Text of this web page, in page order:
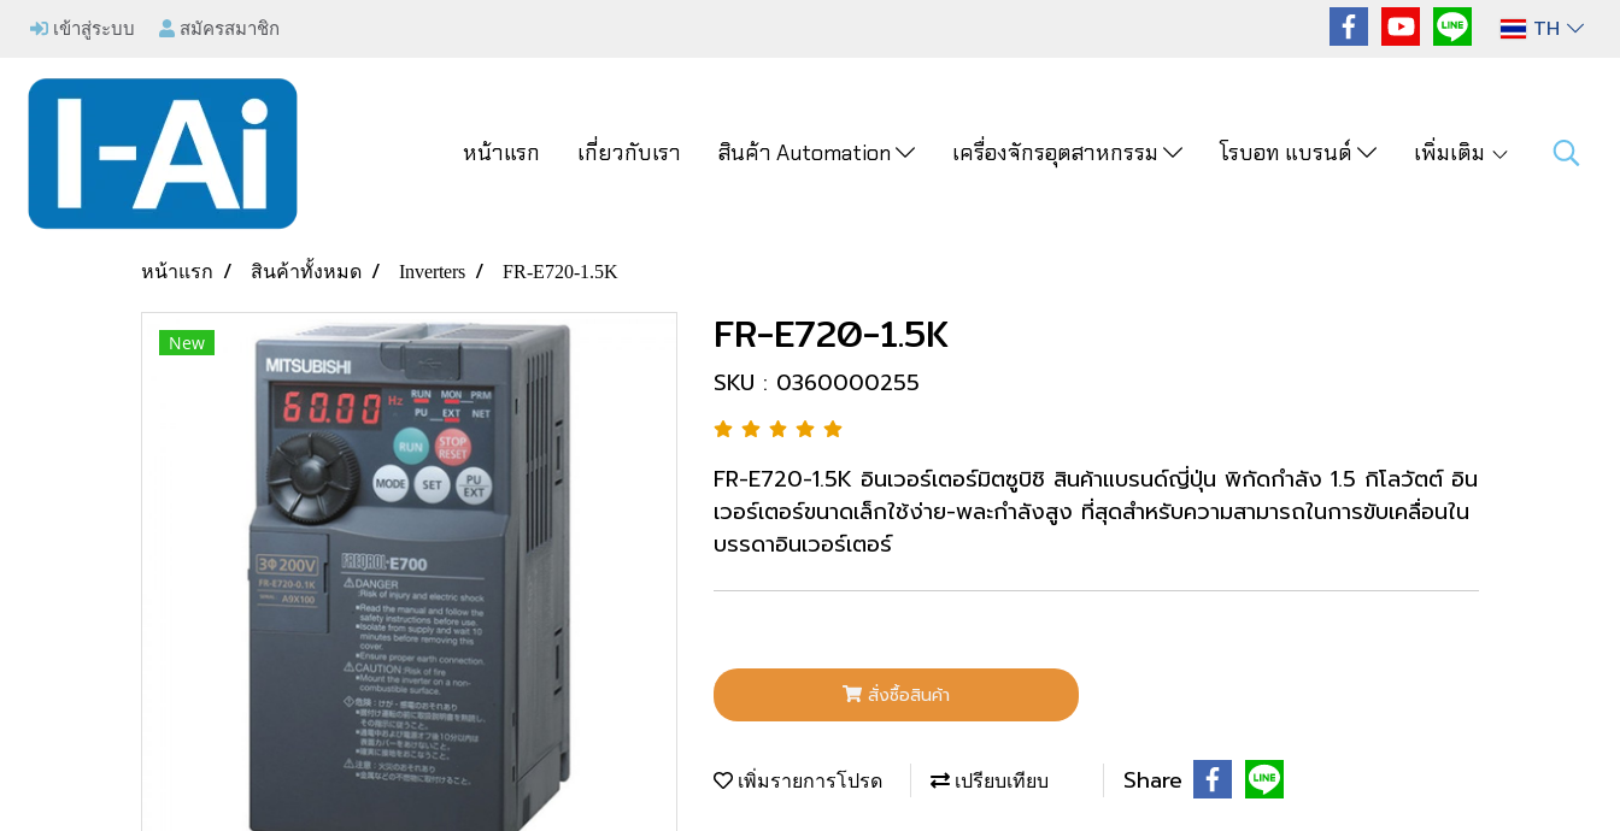
เข้าสู่ระบบ สมัครสมาชิก TH
หน้าแรก เกี่ยวกับเรา สินค้า Automation เครื่องจักรอุตสาหกรรม โรบอท แบรนด์ เพิ่มเติม
หน้าแรก สินค้าทั้งหมด Inverters FR-E720-1.5K
New FR-E720-1.5K
SKU : 0360000255
FR-E720-1.5K อินเวอร์เตอร์มิตซูบิชิ สินค้าแบรนด์ญี่ปุ่น พิกัดกำลัง 1.5 กิโลวัตต์ อิน
เวอร์เตอร์ขนาดเล็กใช้ง่าย-พละกำลังสูง ที่สุดสำหรับความสามารถในการขับเคลื่อนใน
บรรดาอินเวอร์เตอร์
สั่งซื้อสินค้า
เพิ่มรายการโปรด เปรียบเทียบ Share